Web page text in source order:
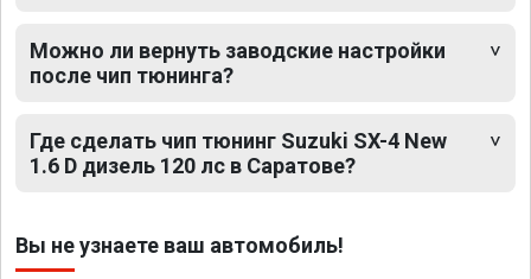
Можно ли вернуть заводские настройки
после чип тюнинга?
Где сделать чип тюнинг Suzuki SX-4 New
1.6 D дизель 120 лс в Саратове?
Вы не узнаете ваш автомобиль!